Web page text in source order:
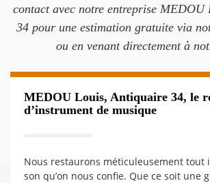
contact avec notre entreprise MEDOU
34 pour une estimation gratuite via
ou en venant directement à
MEDOU Louis, Antiquaire 34, le
d’instrument de musique
Nous restaurons méticuleusement tout
son qu’on nous confie. Que ce soit une